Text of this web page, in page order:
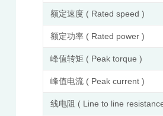
额定速度 ( Rated speed )
额定功率 ( Rated power )
峰值转矩 ( Peak torque )
峰值电流 ( Peak current )
线电阻 ( Line to line